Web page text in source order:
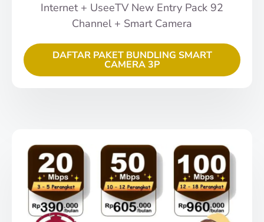
Internet + UseeTV New Entry Pack 92
Channel + Smart Camera
DAFTAR PAKET BUNDLING SMART
CAMERA 3P